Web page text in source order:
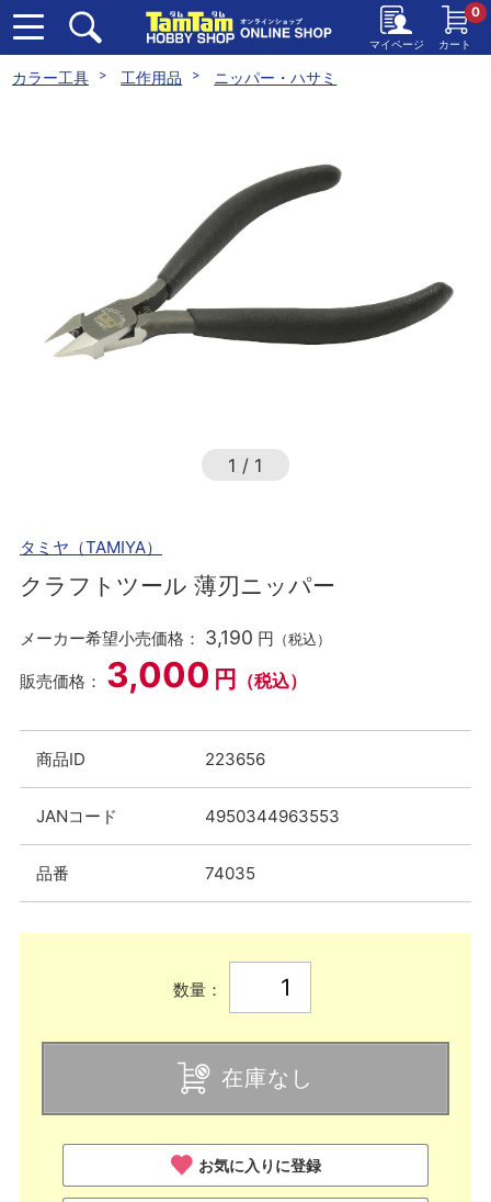
マイページ カート
0
カラー工具 工作用品 ニッパー・ハサミ
1 / 1
タミヤ（TAMIYA）
クラフトツール 薄刃ニッパー
メーカー希望小売価格： 3,190 円 （税込）
販売価格： 3,000 円 （税込）
商品ID 223656
JANコード 4950344963553
品番 74035
数量：
在庫なし
お気に入りに登録